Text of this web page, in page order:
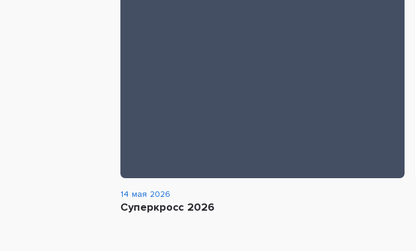
14 мая 2026
Суперкросс 2026